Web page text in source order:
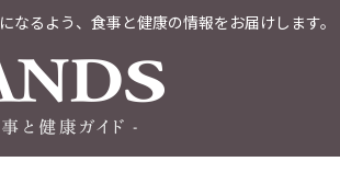
るよう、食事と健康の情報をお届けします。